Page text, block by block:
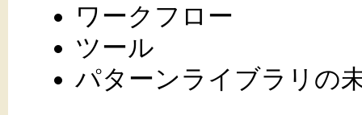
ワークフロー
ツール
パターンライブラリの